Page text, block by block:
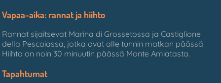
Vapaa-aika: rannat ja hiihto
Rannat sijaitsevat Marina di Grossetossa ja Castiglione
della Pescaiassa, jotka ovat alle tunnin matkan päässä.
Hiihto on noin 30 minuutin päässä Monte Amiatasta.
Tapahtumat